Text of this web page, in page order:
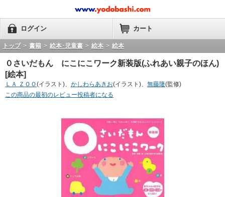
ログイン カート
トップ > 書籍 > 絵本･児童書 > 絵本 > 絵本
０さいだもん にこにこワーク新装版(ふれあい親子のほん)
[絵本]
ＬＡ ＺＯＯ(イラスト)、 かしわらあきお(イラスト)、 無藤隆(監修)
この商品の最初のレビュー投稿者になる